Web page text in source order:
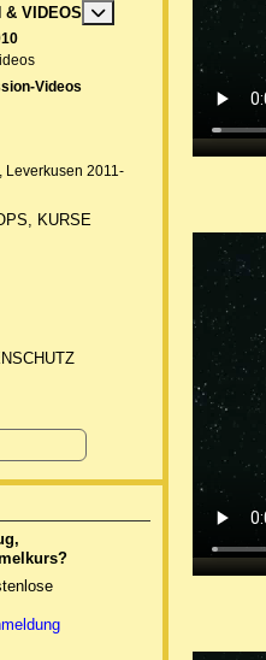
& VIDEOS
Videos
Leverkusen 2011-
KURSE